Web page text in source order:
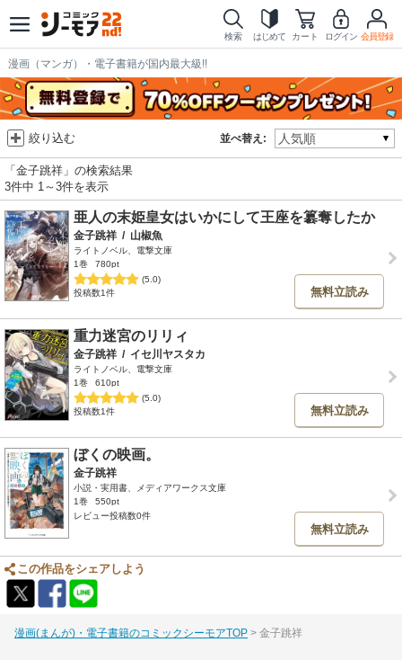
検索 はじめて カート ログイン 会員登録
漫画（マンガ）・電子書籍が国内最大級!!
並べ替え:
絞り込む
「金子跳祥」の検索結果
3件中 1～3件を表示
亜人の末姫皇女はいかにして王座を簒奪したか
金子跳祥 / 山椒魚
ライトノベル、電撃文庫
1巻
780pt
(5.0)
投稿数1件
無料立読み
重力迷宮のリリィ
金子跳祥 / イセ川ヤスタカ
ライトノベル、電撃文庫
1巻
610pt
(5.0)
投稿数1件
無料立読み
ぼくの映画。
金子跳祥
小説・実用書、メディアワークス文庫
1巻
550pt
レビュー投稿数0件
無料立読み
この作品をシェアしよう
漫画(まんが)・電子書籍のコミックシーモアTOP 金子跳祥